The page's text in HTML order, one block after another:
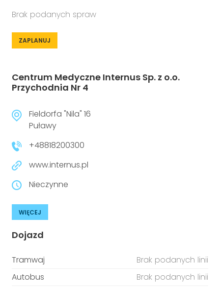
Brak podanych spraw
ZAPLANUJ
Centrum Medyczne Internus Sp. z o.o.
Przychodnia Nr 4
Fieldorfa "Nila" 16
Puławy
+48818200300
www.internus.pl
Nieczynne
WIĘCEJ
Dojazd
Tramwaj
Brak podanych linii
Autobus
Brak podanych linii